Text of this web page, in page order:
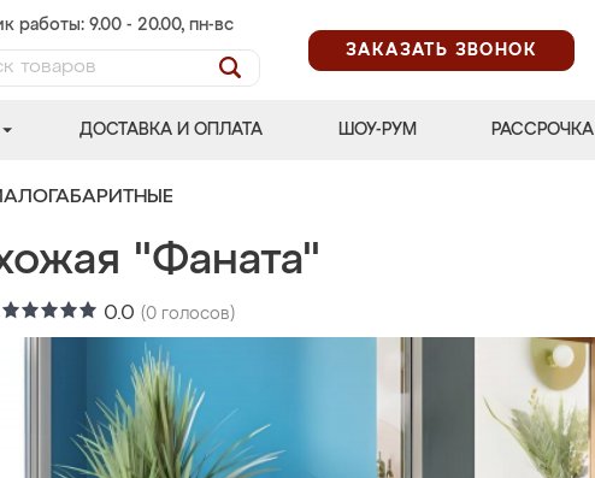
работы: 9.00 - 20.00, пн-вс
ЗАКАЗАТЬ ЗВОНОК
ДОСТАВКА И ОПЛАТА ШОУ-РУМ РАССРОЧКА
"Фаната"
0.0 (0 голосов)